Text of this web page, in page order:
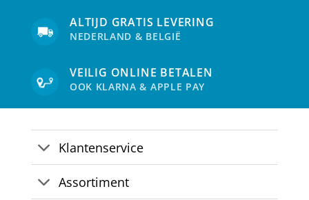
de
productpagina
ALTIJD GRATIS LEVERING
NEDERLAND & BELGIË
VEILIG ONLINE BETALEN
OOK KLARNA & APPLE PAY
Klantenservice
Assortiment